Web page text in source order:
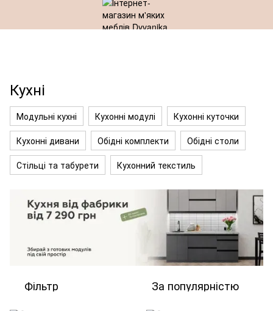
Кухні
Модульні кухні Кухонні модулі
Кухонні куточки
Кухонні дивани
Обідні комплекти
Обідні столи
Стільці та табурети
Кухонний текстиль
Фільтр За популярністю